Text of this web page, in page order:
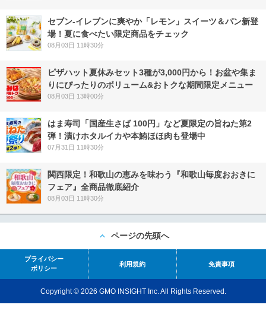
セブン‐イレブンに爽やか「レモン」スイーツ＆パン新登
場！夏に食べたい限定商品をチェック
08月03日 11時30分
ピザハット夏休みセット3種が3,000円から！お盆や集ま
りにぴったりのボリューム&おトクな期間限定メニュー
08月03日 13時00分
はま寿司「国産生さば 100円」など夏限定の旨ねた第2
弾！漬けホタルイカや本鮪ほほ肉も登場中
07月31日 11時30分
関西限定！和歌山の恵みを味わう『和歌山毎度おおきに
フェア』全商品徹底紹介
08月03日 11時30分
ページの先頭へ
プライバシー
ポリシー
利用規約 免責事項
Copyright © 2026 GMO INSIGHT Inc. All Rights Reserved.